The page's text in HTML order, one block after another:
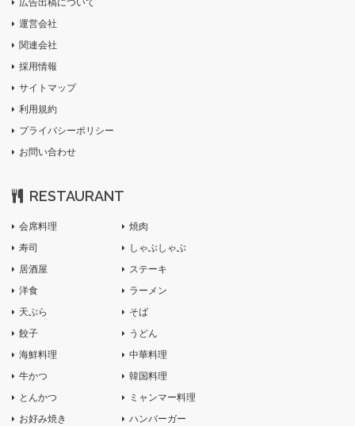
広告出稿について
運営会社
関連会社
採用情報
サイトマップ
利用規約
プライバシーポリシー
お問い合わせ
RESTAURANT
会席料理
寿司
居酒屋
洋食
天ぷら
餃子
海鮮料理
牛かつ
とんかつ
お好み焼き
焼肉
しゃぶしゃぶ
ステーキ
ラーメン
そば
うどん
中華料理
韓国料理
ミャンマー料理
ハンバーガー